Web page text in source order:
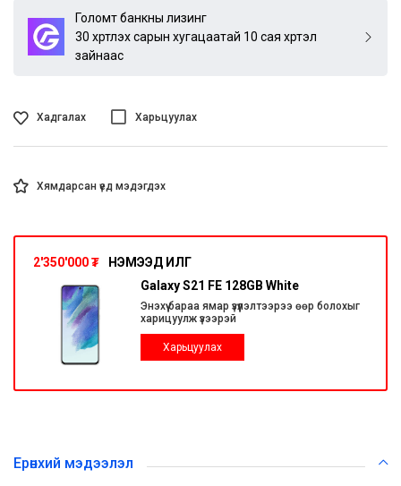
Голомт банкны лизинг
30 хүртлэх сарын хугацаатай 10 сая хүртэл
зайнаас
Хадгалах Харьцуулах
Хямдарсан үед мэдэгдэх
2'350'000₮
НЭМЭЭД ИЛҮҮГ
Galaxy S21 FE 128GB White
Энэхүү бараа ямар үзүүлэлтээрээ өөр болохыг
харицуулж үзээрэй
Харьцуулах
Ерөнхий мэдээлэл